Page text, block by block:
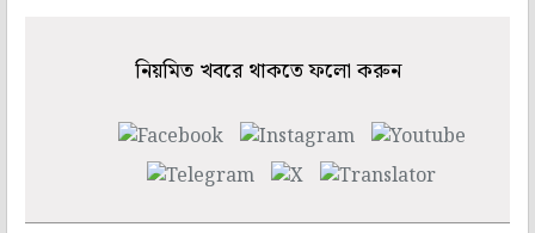
নিয়মিত খবরে থাকতে ফলো করুন